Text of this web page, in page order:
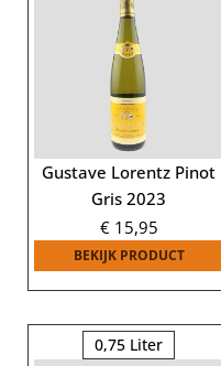
Gustave Lorentz Pinot
Gris 2023
€15,95
BEKIJK PRODUCT
0,75 Liter